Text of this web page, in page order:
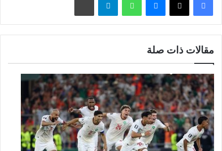
مقالات ذات صلة